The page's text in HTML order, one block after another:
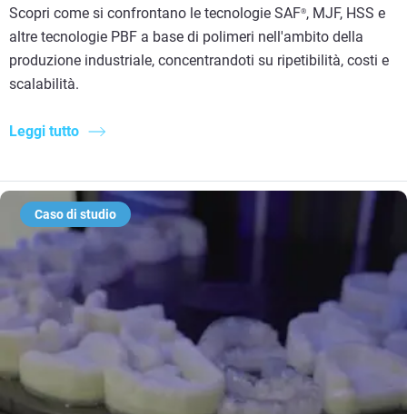
Scopri come si confrontano le tecnologie SAF®, MJF, HSS e
altre tecnologie PBF a base di polimeri nell'ambito della
produzione industriale, concentrandoti su ripetibilità, costi e
scalabilità.
Leggi tutto
Caso di studio